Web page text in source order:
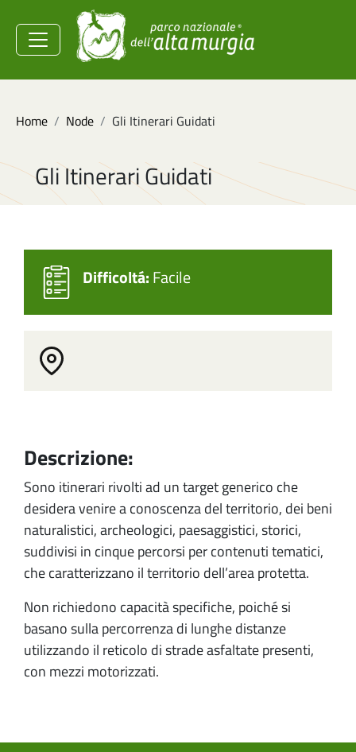
Salta al contenuto principale
della Sicurezza
Energetica
Home
Node Gli Itinerari Guidati
Gli Itinerari Guidati
Descrizione:
Sono itinerari rivolti ad un target generico che
desidera venire a conoscenza del territorio, dei beni
naturalistici, archeologici, paesaggistici, storici,
suddivisi in cinque percorsi per contenuti tematici,
che caratterizzano il territorio dell’area protetta.
Non richiedono capacità specifiche, poiché si
basano sulla percorrenza di lunghe distanze
utilizzando il reticolo di strade asfaltate presenti,
con mezzi motorizzati.
Difficoltá:Facile